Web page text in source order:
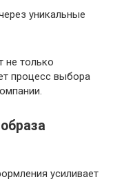
уникальные
не только
процесс выбора
усиливает